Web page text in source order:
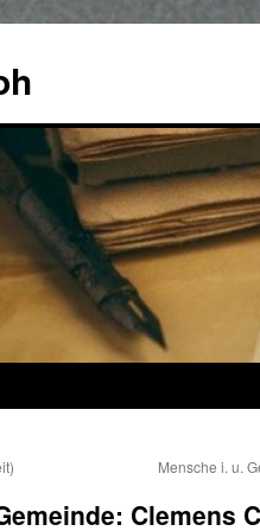
Mensche i. u.
Clemens